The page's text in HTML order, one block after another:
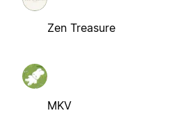
Zen Treasure
MKV